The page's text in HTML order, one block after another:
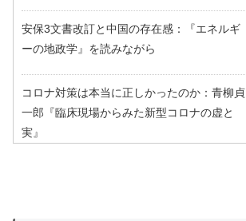
安保3文書改訂と中国の存在感：『エネルギ
ーの地政学』を読みながら
コロナ対策は本当に正しかったのか：青柳貞
一郎『臨床現場からみた新型コロナの虚と
実』